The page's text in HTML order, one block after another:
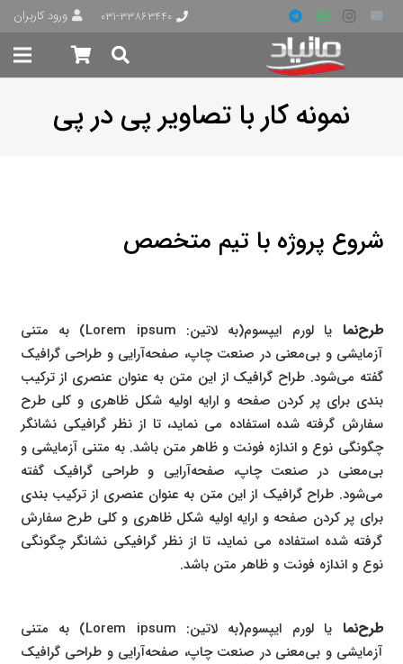
۰۳۱-۳۳۸۶۳۴۴۰ ورود کاربران
نمونه کار با تصاویر پی در پی
شروع پروژه با تیم متخصص
طرح‌نما
یا لورم ایپسوم(به لاتین: Lorem ipsum) به متنی
آزمایشی و بی‌معنی در صنعت چاپ، صفحه‌آرایی و طراحی گرافیک
گفته می‌شود. طراح گرافیک از این متن به عنوان عنصری از ترکیب
بندی برای پر کردن صفحه و ارایه اولیه شکل ظاهری و کلی طرح
سفارش گرفته شده استفاده می نماید، تا از نظر گرافیکی نشانگر
چگونگی نوع و اندازه فونت و ظاهر متن باشد. به متنی آزمایشی و
بی‌معنی در صنعت چاپ، صفحه‌آرایی و طراحی گرافیک گفته
می‌شود. طراح گرافیک از این متن به عنوان عنصری از ترکیب بندی
برای پر کردن صفحه و ارایه اولیه شکل ظاهری و کلی طرح سفارش
گرفته شده استفاده می نماید، تا از نظر گرافیکی نشانگر چگونگی
نوع و اندازه فونت و ظاهر متن باشد.
طرح‌نما
یا لورم ایپسوم(به لاتین: Lorem ipsum) به متنی
آزمایشی و بی‌معنی در صنعت چاپ، صفحه‌آرایی و طراحی گرافیک